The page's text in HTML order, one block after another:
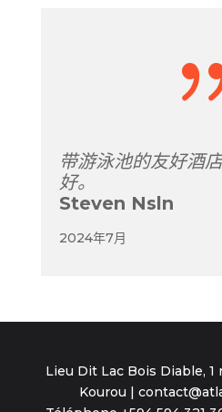
带游泳池的友好酒
好。
Steven Nsln
2024年7月
Lieu Dit Lac Bois Diable, 1
Kourou |